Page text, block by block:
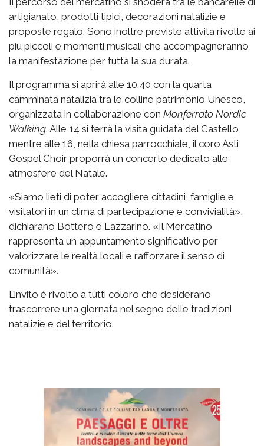
artigianato, prodotti tipici, decorazioni natalizie e
proposte regalo. Sono inoltre previste attività rivolte ai
più piccoli e momenti musicali che accompagneranno
la manifestazione per tutta la sua durata.
Il programma si aprirà alle 10.40 con la quarta
camminata natalizia tra le colline patrimonio Unesco,
organizzata in collaborazione con Monferrato Nordic
Walking. Alle 14 si terrà la visita guidata del Castello,
mentre alle 16, nella chiesa parrocchiale, il coro Asti
Gospel Choir proporrà un concerto dedicato alle
atmosfere del Natale.
«Siamo lieti di poter accogliere cittadini, famiglie e
visitatori in un clima di partecipazione e convivialità»,
dichiarano Bottero e Lazzarino. «Il Mercatino
rappresenta un appuntamento significativo per
valorizzare le realtà locali e rafforzare il senso di
comunità».
L’invito è rivolto a tutti coloro che desiderano
trascorrere una giornata nel segno delle tradizioni
natalizie e del territorio.